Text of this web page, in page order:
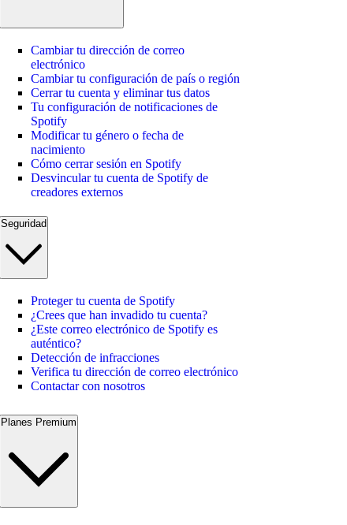
Cambiar tu dirección de correo
electrónico
Cambiar tu configuración de país o región
Cerrar tu cuenta y eliminar tus datos
Tu configuración de notificaciones de
Spotify
Modificar tu género o fecha de
nacimiento
Cómo cerrar sesión en Spotify
Desvincular tu cuenta de Spotify de
creadores externos
Seguridad
Proteger tu cuenta de Spotify
¿Crees que han invadido tu cuenta?
¿Este correo electrónico de Spotify es
auténtico?
Detección de infracciones
Verifica tu dirección de correo electrónico
Contactar con nosotros
Planes Premium